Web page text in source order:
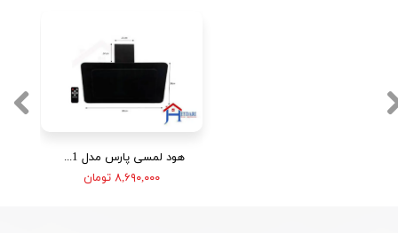
هود لمسی پارس مدل FT001
۸,۶۹۰,۰۰۰ تومان